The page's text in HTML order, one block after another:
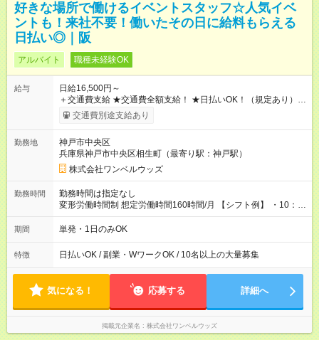
好きな場所で働けるイベントスタッフ☆人気イベ
ントも！来社不要！働いたその日に給料もらえる
日払い◎｜阪
アルバイト 職種未経験OK
給与
日給16,500円～
＋交通費支給 ★交通費全額支給！ ★日払いOK！（規定あり） ┗
働いたその日に現金GET♪ お仕事後はコンビニATMから 日払
交通費別途支給あり
勤務地
神戸市中央区
兵庫県神戸市中央区相生町（最寄り駅：神戸駅）
株式会社ワンベルウッズ
勤務時間
勤務時間は指定なし
変形労働時間制 想定労働時間160時間/月 【シフト例】 ・10：
00～20：00
期間 単発・1日のみOK
特徴 日払いOK / 副業・WワークOK / 10名以上の大量募集
気になる！ 応募する 詳細へ
掲載元企業名 株式会社ワンベルウッズ